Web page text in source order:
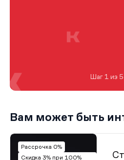
Шаг 1 из 5
Вам может быть
Рассрочка 0%
Скидка 3% при 100%